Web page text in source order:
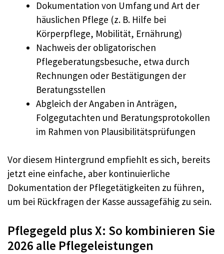
Dokumentation von Umfang und Art der
häuslichen Pflege (z. B. Hilfe bei
Körperpflege, Mobilität, Ernährung)
Nachweis der obligatorischen
Pflegeberatungsbesuche, etwa durch
Rechnungen oder Bestätigungen der
Beratungsstellen
Abgleich der Angaben in Anträgen,
Folgegutachten und Beratungsprotokollen
im Rahmen von Plausibilitätsprüfungen
Vor diesem Hintergrund empfiehlt es sich, bereits
jetzt eine einfache, aber kontinuierliche
Dokumentation der Pflegetätigkeiten zu führen,
um bei Rückfragen der Kasse aussagefähig zu sein.
Pflegegeld plus X: So kombinieren Sie
2026 alle Pflegeleistungen